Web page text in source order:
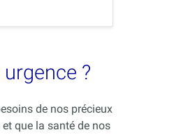
?
de nos précieux
que la santé de nos